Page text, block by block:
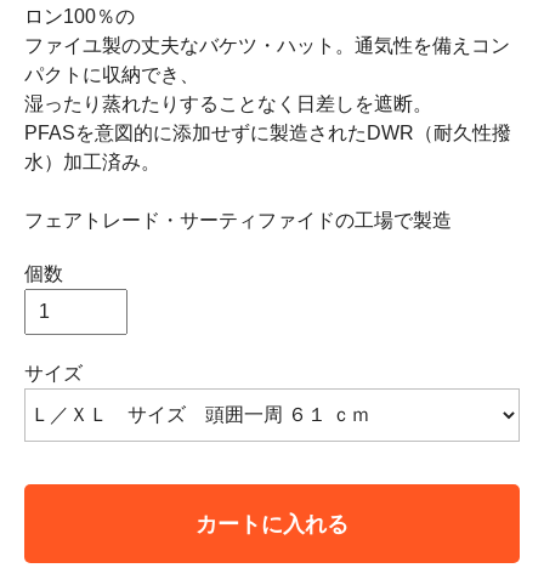
ロン100％の
ファイユ製の丈夫なバケツ・ハット。通気性を備えコン
パクトに収納でき、
湿ったり蒸れたりすることなく日差しを遮断。
PFASを意図的に添加せずに製造されたDWR（耐久性撥
水）加工済み。
フェアトレード・サーティファイドの工場で製造
個数
サイズ
カートに入れる